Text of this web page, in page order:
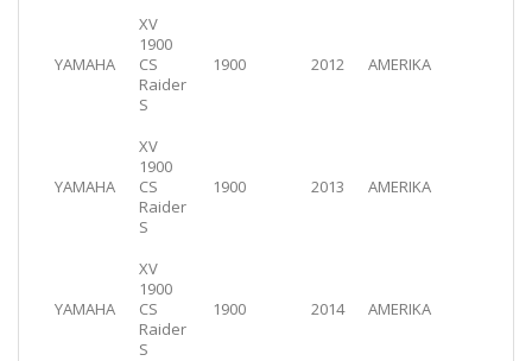
YAMAHA
XV
1900
CS
Raider
S
1900 2012 AMERIKA
YAMAHA
XV
1900
CS
Raider
S
1900 2013 AMERIKA
YAMAHA
XV
1900
CS
Raider
S
1900 2014 AMERIKA